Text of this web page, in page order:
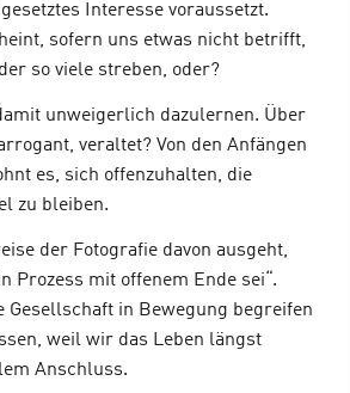
Interesse voraussetzt.
sofern uns etwas nicht betrifft,
so viele streben, oder?
unweigerlich dazulernen. Über
veraltet? Von den Anfängen
es, sich offenzuhalten, die
zu bleiben.
der Fotografie davon ausgeht,
Prozess mit offenem Ende sei“.
in Bewegung begreifen
weil wir das Leben längst
Anschluss.